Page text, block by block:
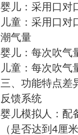
婴儿：采用口对
儿童：采用口对
潮气量
婴儿：每次吹气
儿童：每次吹
三、功能特点差
反馈系统
婴儿模拟人：配
（是否达到4厘